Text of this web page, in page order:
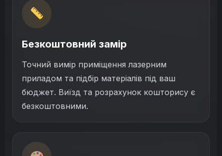
Безкоштовний замір
Точний вимір приміщення лазерним
приладом та підбір матеріалів під ваш
бюджет. Виїзд та розрахунок кошторису є
безкоштовними.